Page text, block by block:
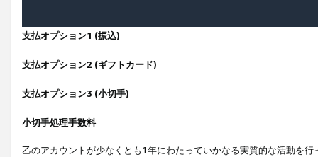
支払オプション1 (振込)
支払オプション2 (ギフトカード)
支払オプション3 (小切手)
小切手処理手数料
乙のアカウントが少なくとも1年にわたっていかなる実質的な活動を